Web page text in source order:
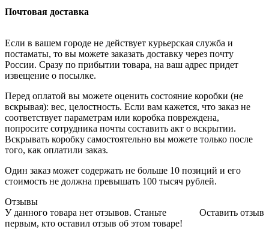
Почтовая доставка
Если в вашем городе не действует курьерская служба и
постаматы, то вы можете заказать доставку через почту
России. Сразу по прибытии товара, на ваш адрес придет
извещение о посылке.
Перед оплатой вы можете оценить состояние коробки (не
вскрывая): вес, целостность. Если вам кажется, что заказ не
соответствует параметрам или коробка повреждена,
попросите сотрудника почты составить акт о вскрытии.
Вскрывать коробку самостоятельно вы можете только после
того, как оплатили заказ.
Один заказ может содержать не больше 10 позиций и его
стоимость не должна превышать 100 тысяч рублей.
Отзывы
Оставить отзыв
У данного товара нет отзывов. Станьте
первым, кто оставил отзыв об этом товаре!